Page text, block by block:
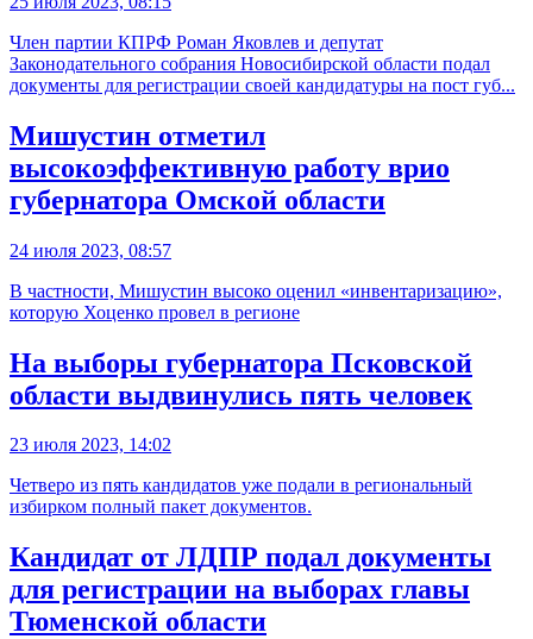
Член партии КПРФ Роман Яковлев и депутат
Законодательного собрания Новосибирской области подал
документы для регистрации своей кандидатуры на пост губ...
Мишустин отметил
высокоэффективную работу врио
губернатора Омской области
24 июля 2023, 08:57
В частности, Мишустин высоко оценил «инвентаризацию»,
которую Хоценко провел в регионе
На выборы губернатора Псковской
области выдвинулись пять человек
23 июля 2023, 14:02
Четверо из пять кандидатов уже подали в региональный
избирком полный пакет документов.
Кандидат от ЛДПР подал документы
для регистрации на выборах главы
Тюменской области